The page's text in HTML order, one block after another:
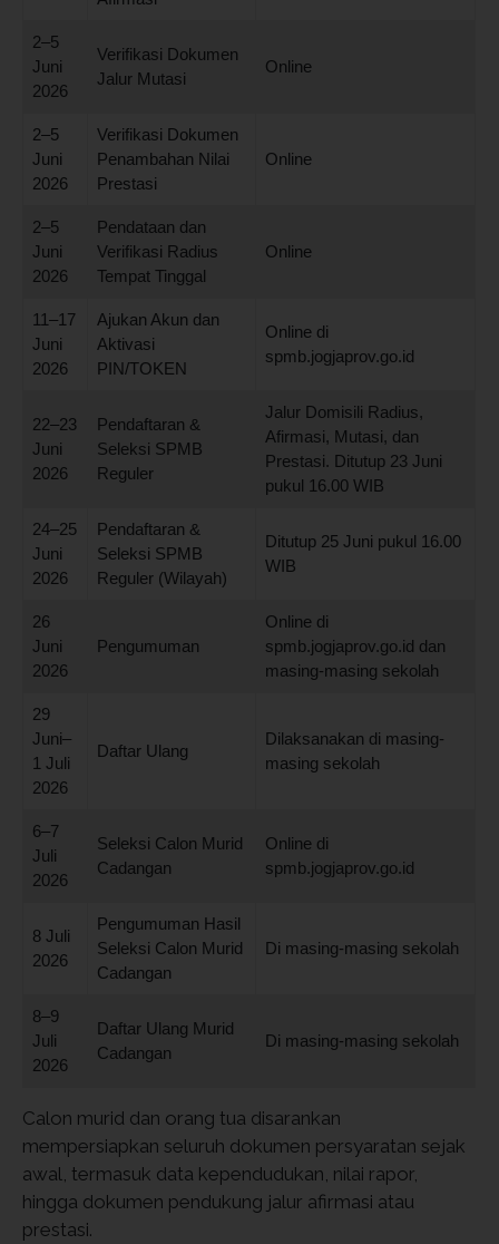
2–5
Juni
2026
Verifikasi Dokumen
Jalur Mutasi
Online
2–5
Juni
2026
Verifikasi Dokumen
Penambahan Nilai
Prestasi
Online
2–5
Juni
2026
Pendataan dan
Verifikasi Radius
Tempat Tinggal
Online
11–17
Juni
2026
Ajukan Akun dan
Aktivasi
PIN/TOKEN
Online di
spmb.jogjaprov.go.id
22–23
Juni
2026
Pendaftaran &
Seleksi SPMB
Reguler
Jalur Domisili Radius,
Afirmasi, Mutasi, dan
Prestasi. Ditutup 23 Juni
pukul 16.00 WIB
24–25
Juni
2026
Pendaftaran &
Seleksi SPMB
Reguler (Wilayah)
Ditutup 25 Juni pukul 16.00
WIB
26
Juni
2026
Pengumuman
Online di
spmb.jogjaprov.go.id dan
masing-masing sekolah
29
Juni–
1 Juli
2026
Daftar Ulang
Dilaksanakan di masing-
masing sekolah
6–7
Juli
2026
Seleksi Calon Murid
Cadangan
Online di
spmb.jogjaprov.go.id
8 Juli
2026
Pengumuman Hasil
Seleksi Calon Murid
Cadangan
Di masing-masing sekolah
8–9
Juli
2026
Daftar Ulang Murid
Cadangan
Di masing-masing sekolah
Calon murid dan orang tua disarankan
mempersiapkan seluruh dokumen persyaratan sejak
awal, termasuk data kependudukan, nilai rapor,
hingga dokumen pendukung jalur afirmasi atau
prestasi.